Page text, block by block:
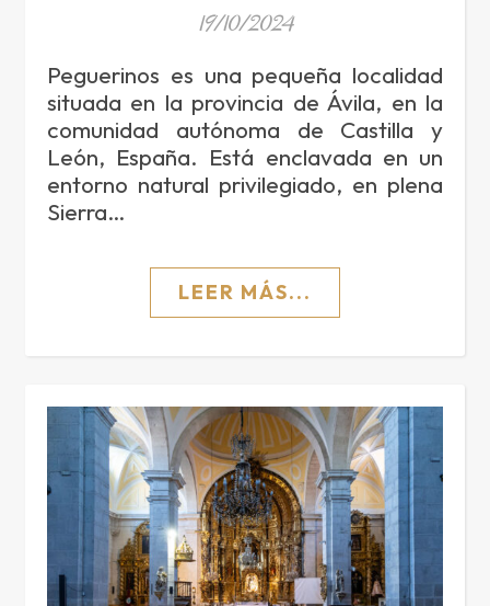
19/10/2024
Peguerinos es una pequeña localidad
situada en la provincia de Ávila, en la
comunidad autónoma de Castilla y
León, España. Está enclavada en un
entorno natural privilegiado, en plena
Sierra…
LEER MÁS...